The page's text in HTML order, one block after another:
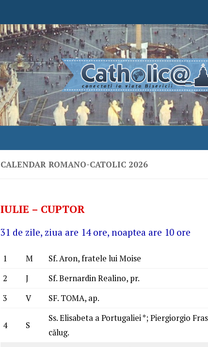
CALENDAR ROMANO-CATOLIC 2026
IULIE – CUPTOR
31 de zile, ziua are 14 ore, noaptea are 10 ore
1 M
Sf. Aron, fratele lui Moise
2
J
Sf. Bernardin Realino, pr.
3
V SF. TOMA, ap.
4 S
Ss. Elisabeta a Portugaliei *; Piergiorgio
călug.